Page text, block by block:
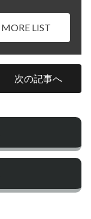
MORE LIST
次の記事へ